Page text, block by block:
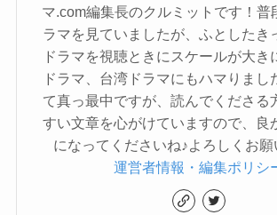
マ.com編集長のクルミットです！普
ラマを見ていましたが、ふとしたき
ドラマを視聴ときにスケールが大き
ドラマ、台湾ドラマにもハマりまし
て真っ最中ですが、読んでくださる
すい文章を心がけていますので、良
になってくださいね♪よろしくお願
運営者情報・編集ポリシ